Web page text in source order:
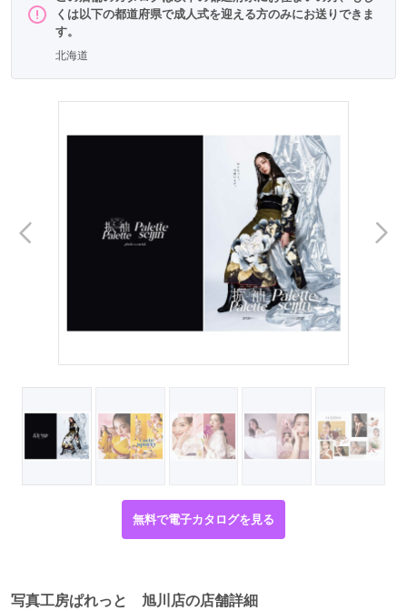
くは以下の都道府県で成人式を迎える方のみにお送りできま
す。
北海道
無料で電子カタログを見る
写真工房ぱれっと 旭川店の店舗詳細